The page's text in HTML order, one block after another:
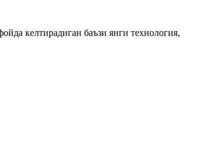
келтирадиган баъзи янги технология,